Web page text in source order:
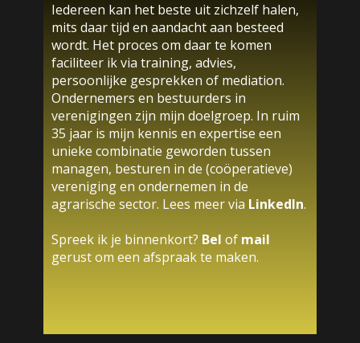
Iedereen kan het beste uit zichzelf halen,
mits daar tijd en aandacht aan besteed
wordt. Het proces om daar te komen
faciliteer ik via training, advies,
persoonlijke gesprekken of mediation.
Ondernemers en bestuurders in
verenigingen zijn mijn doelgroep. In ruim
35 jaar is mijn kennis en expertise een
unieke combinatie geworden tussen
managen, besturen in de (coöperatieve)
vereniging en ondernemen in de
agrarische sector. Lees meer via LinkedIn.
Spreek ik je binnenkort? Bel of mail
gerust om een afspraak te maken.